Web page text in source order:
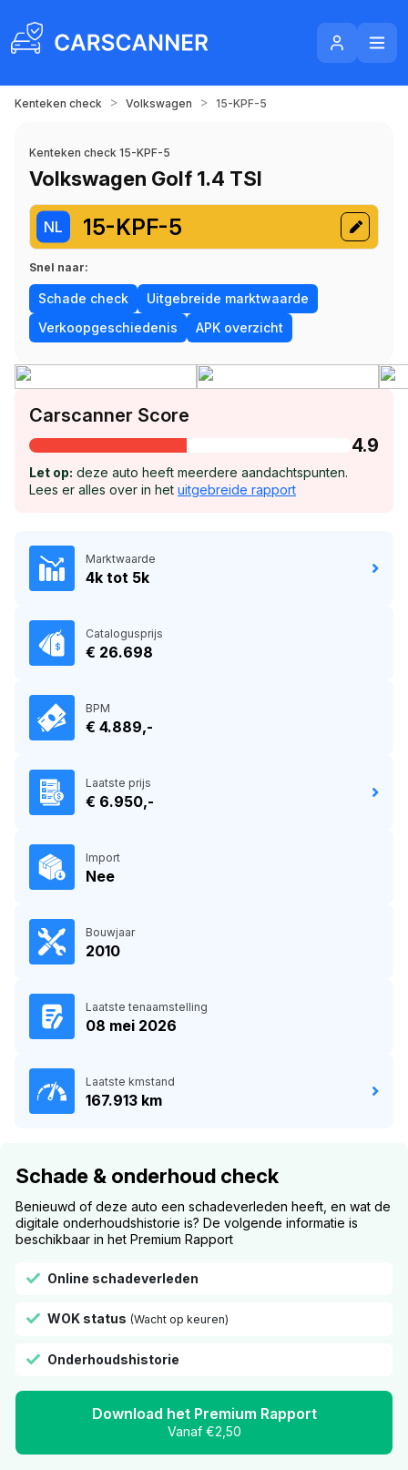
Kenteken check > Volkswagen > 15-KPF-5
Kenteken check 15-KPF-5
Volkswagen Golf 1.4 TSI
NL 15-KPF-5
Snel naar:
Schade check
Uitgebreide marktwaarde
Verkoopgeschiedenis
APK overzicht
Carscanner Score
4.9
Let op: deze auto heeft meerdere aandachtspunten.
Lees er alles over in het uitgebreide rapport
Marktwaarde
4k tot 5k
Catalogusprijs
€ 26.698
BPM
€ 4.889,-
Laatste prijs
€ 6.950,-
Import
Nee
Bouwjaar
2010
Laatste tenaamstelling
08 mei 2026
Laatste kmstand
167.913 km
Schade & onderhoud check
Benieuwd of deze auto een schadeverleden heeft, en wat de
digitale onderhoudshistorie is? De volgende informatie is
beschikbaar in het Premium Rapport
Online schadeverleden
WOK status (Wacht op keuren)
Onderhoudshistorie
Download het Premium Rapport
Vanaf €2,50